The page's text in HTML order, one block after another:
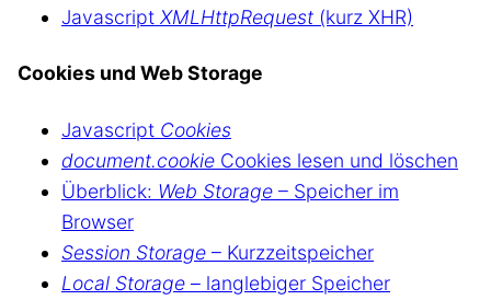
Javascript XMLHttpRequest (kurz XHR)
Cookies und Web Storage
Javascript Cookies
document.cookie Cookies lesen und löschen
Überblick: Web Storage – Speicher im
Browser
Session Storage – Kurzzeitspeicher
Local Storage – langlebiger Speicher